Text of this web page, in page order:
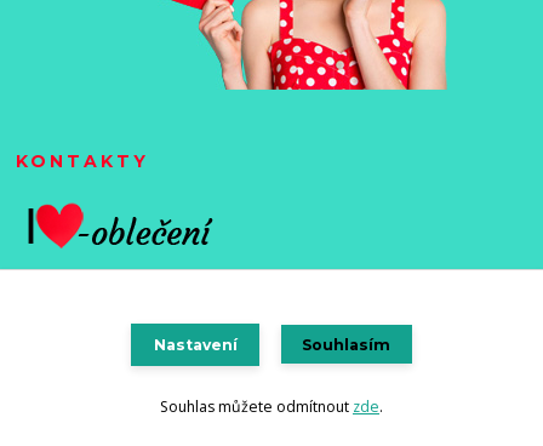
KONTAKTY
Nastavení Souhlasím
Souhlas můžete odmítnout zde.